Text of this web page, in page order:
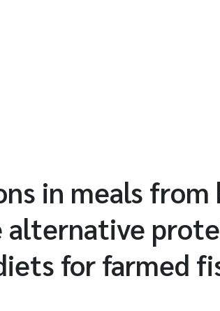
in meals from
alternative
for farmed